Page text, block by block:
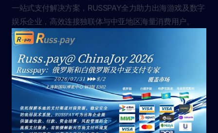
一站式支付解决方案，RUSSPAY全力助力出海游戏及数字
娱乐企业，高效连接独联体与中亚地区海量消费用户。